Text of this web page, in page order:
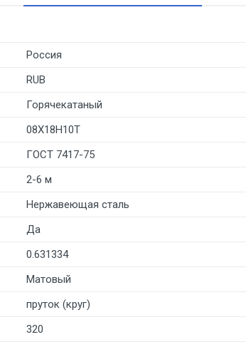
Россия
RUB
Горячекатаный
08Х18Н10Т
ГОСТ 7417-75
2-6 м
Нержавеющая сталь
Да
0.631334
Матовый
пруток (круг)
320